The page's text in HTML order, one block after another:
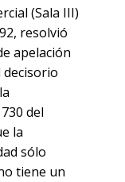
(Sala III)
resolvió
apelación
del
la
sólo
tiene un